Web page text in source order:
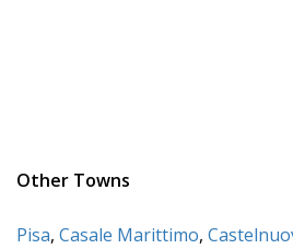
Other Towns
Pisa, Casale Marittimo,